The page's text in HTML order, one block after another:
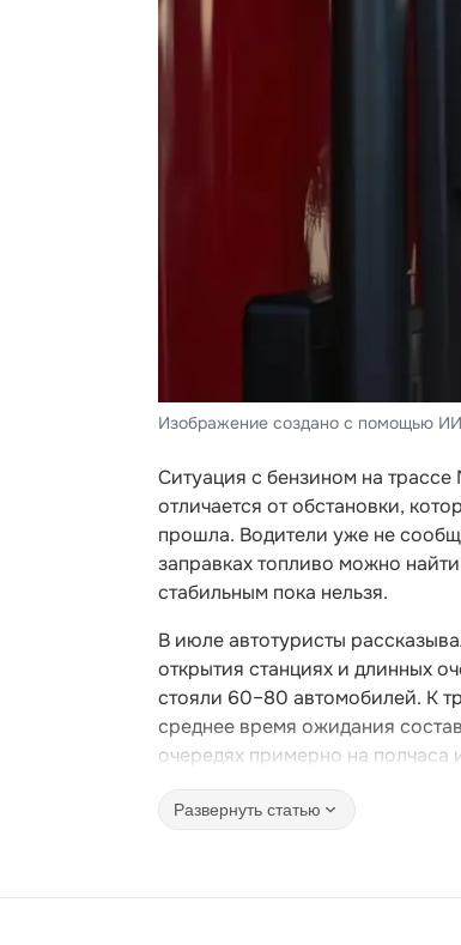
Изображение создано с помощью ИИ
Ситуация с бензином на
отличается от обстановки,
прошла. Водители уже не
заправках топливо можно
стабильным пока нельзя.
В июле автотуристы
открытия станциях и длинных
стояли 60–80 автомобилей. К
среднее время ожидания
очередях примерно на полчаса
Развернуть статью